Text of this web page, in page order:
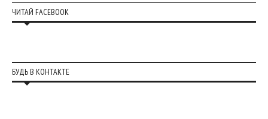
ЧИТАЙ FACEBOOK
БУДЬ В КОНТАКТЕ